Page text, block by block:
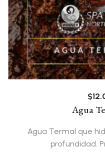
$
Agua
Agua Termal que
profundidad.